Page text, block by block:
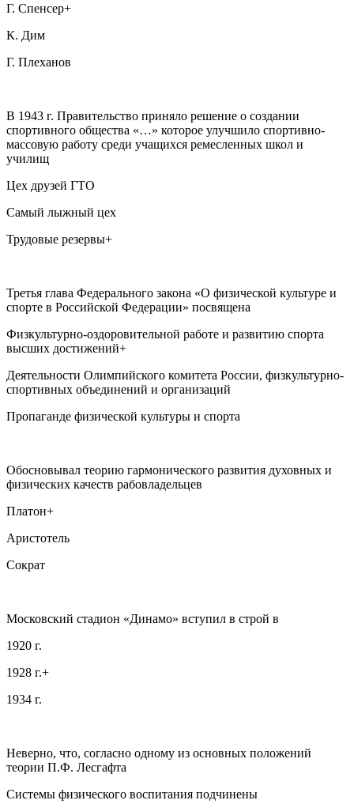
Г. Спенсер+
К. Дим
Г. Плеханов
В 1943 г. Правительство приняло решение о создании
спортивного общества «…» которое улучшило спортивно-
массовую работу среди учащихся ремесленных школ и
училищ
Цех друзей ГТО
Самый лыжный цех
Трудовые резервы+
Третья глава Федерального закона «О физической культуре и
спорте в Российской Федерации» посвящена
Физкультурно-оздоровительной работе и развитию спорта
высших достижений+
Деятельности Олимпийского комитета России, физкультурно-
спортивных объединений и организаций
Пропаганде физической культуры и спорта
Обосновывал теорию гармонического развития духовных и
физических качеств рабовладельцев
Платон+
Аристотель
Сократ
Московский стадион «Динамо» вступил в строй в
1920 г.
1928 г.+
1934 г.
Неверно, что, согласно одному из основных положений
теории П.Ф. Лесгафта
Системы физического воспитания подчинены